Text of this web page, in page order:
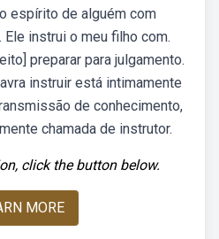
espírito de alguém com
instrui o meu filho com.
preparar para julgamento.
instruir está intimamente
de conhecimento,
chamada de instrutor.
click the button below.
MORE